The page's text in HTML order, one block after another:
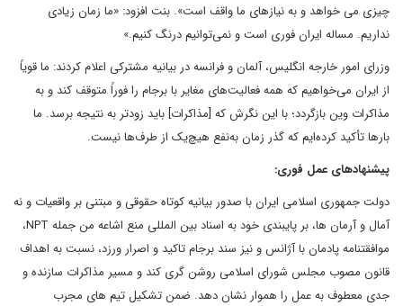
چیزی می خواهد و به نیازهای ما واقف است». بنت افزود: «ما زمان زیادی
نداریم. مساله ایران فوری است و نمی‌توانیم درنگ کنیم.»
وزرای امور خارجه انگلیس، آلمان و فرانسه در بیانیه مشترکی اعلام کردند: ما قویاً
از ایران می‌خواهیم که همه فعالیت‌های مغایر با برجام را فوراً متوقف کند و به
مذاکرات وین بازگردد؛ با این نگرش که [مذاکرات] باید زودتر به نتیجه برسد. ما
بارها تأکید کرده‌ایم که گذر زمان به‌نفع هیچ‌یک از طرف‌ها نیست.
پیشنهادهای عمل فوری:
دولت جمهوری اسلامی ایران با صدور بیانیه کوتاه حقوقی و مبتنی بر واقعیات و نه
آمال و آرمان ها، بر پایبندی خود به اسناد بین المللی منع اشاعه من جمله NPT،
موافقتنامه پادمان با آژانس و نیز سند برجام تاکید و اصرار ورزد، نسبت به اهداف
قانون مصوب مجلس شورای اسلامی روشن گری کند و مسیر مذاکرات سازنده و
جدی معطوف به عمل را هموار نشان دهد. ضمن تشکیل تیم های مجرب